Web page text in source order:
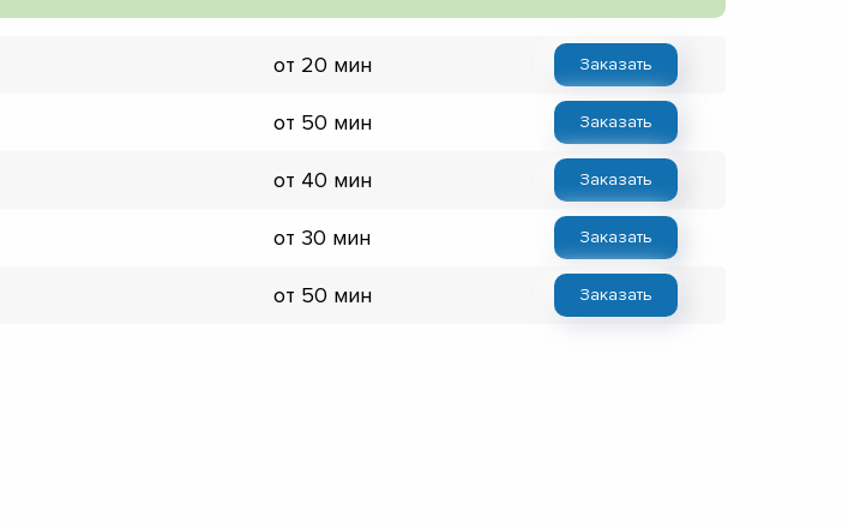
от 20 мин Заказать
от 50 мин Заказать
от 40 мин Заказать
от 30 мин Заказать
от 50 мин Заказать